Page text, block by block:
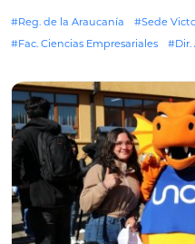
#Reg. de la Araucanía #Sede
#Fac. Ciencias Empresariales
#Dir.